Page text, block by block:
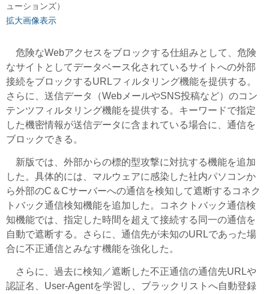
ューションズ）
拡大画像表示
危険なWebアクセスをブロックする仕組みとして、危険
なサイトとしてデータベース化されているサイトへの外部
接続をブロックするURLフィルタリング機能を提供する。
さらに、送信データ（WebメールやSNS投稿など）のコン
テンツフィルタリング機能を提供する。キーワードで指定
した機密情報が送信データに含まれている場合に、通信を
ブロックできる。
新版では、外部からの標的型攻撃に対抗する機能を追加
した。具体的には、マルウェアに感染した社内パソコンか
ら外部のC＆Cサーバーへの通信を検知して遮断するコネク
トバック通信検知機能を追加した。コネクトバック通信検
知機能では、指定した時間を超えて接続する同一の通信を
自動で遮断する。さらに、通信先が未知のURLであった場
合に不正通信とみなす機能を強化した。
さらに、過去に検知／遮断した不正通信の通信先URLや
認証名、User-Agentを学習し、ブラックリストへ自動登録